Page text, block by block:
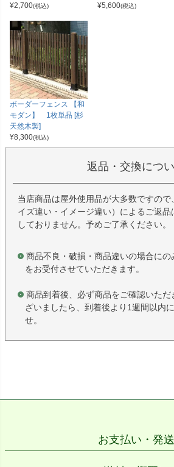
¥2,700(税込)
¥5,600(税込)
ボーダーフェンス 【和
モダン】 1枚単品 [杉
天然木製]
¥8,300(税込)
返品・交換につ
当店商品は屋外使用品が大多数ですの
イズ違い・イメージ違い）によるご返品
しておりません。予めご了承ください。
商品不良・破損・商品違いの場合に
をお受付させていただきます。
商品到着後、必ず商品をご確認いた
ざいましたら、到着後より1週間以内
せ。
お支払い・発送